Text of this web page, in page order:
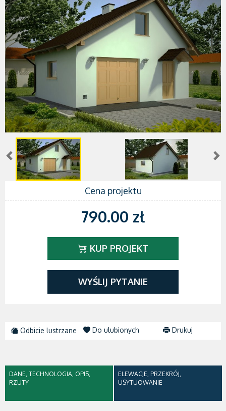
Cena projektu
790.00 zł
KUP PROJEKT
WYŚLIJ PYTANIE
Odbicie lustrzane Do ulubionych Drukuj
DANE, TECHNOLOGIA, OPIS,
RZUTY
ELEWACJE, PRZEKRÓJ,
USYTUOWANIE